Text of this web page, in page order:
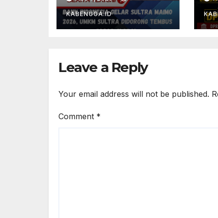
UMKM Sultra
Didorong
Tembus Pasar
KABENGGA.ID
Leave a Reply
Your email address will not be published.
Comment *